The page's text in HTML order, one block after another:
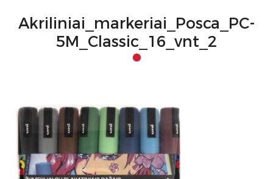
Akriliniai_markeriai_Posca_PC-
5M_Classic_16_vnt_2